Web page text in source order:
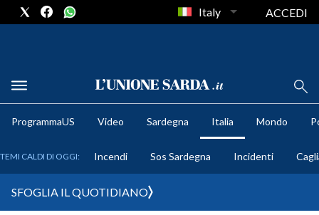
METEO
Italy ACCEDI
ProgrammaUS Video Sardegna Italia Mondo
TEMI CALDI DI OGGI: Incendi Sos Sardegna Incidenti
SFOGLIA IL QUOTIDIANO